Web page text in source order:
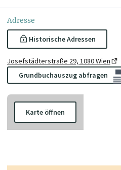
Adresse
Historische Adressen
Josefstädterstraße 29, 1080 Wien
Grundbuchauszug abfragen
Karte öffnen